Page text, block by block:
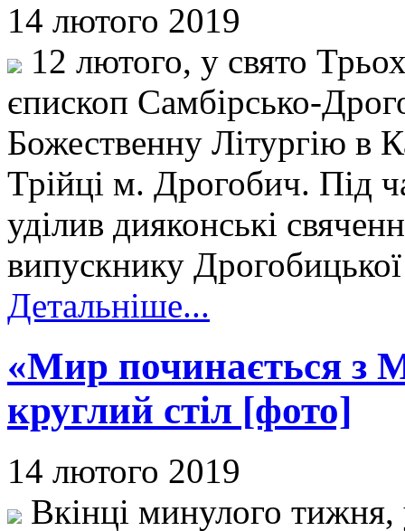
14 лютого 2019
12 лютого, у свято
єпископ Самбірсько-
Божественну Літургію в
Трійці м. Дрогобич. Під
уділив дияконські
випускнику Дрогобицької
Детальніше...
«Мир починається з
круглий стіл [фото]
14 лютого 2019
Вкінці минулого тижня,